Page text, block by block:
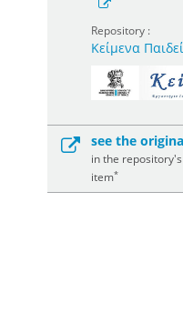
Repository :
Κείμενα
see the
in the
item*